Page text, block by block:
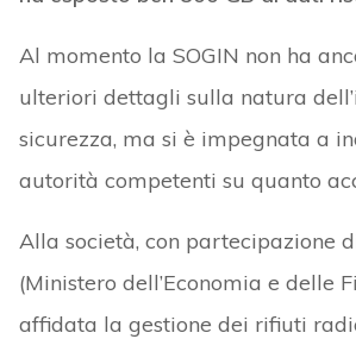
Al momento la SOGIN non ha
ulteriori dettagli sulla natura
sicurezza, ma si è impegnata a
autorità competenti su quanto
Alla società, con partecipazione
(Ministero dell’Economia e delle
affidata la gestione dei rifiuti